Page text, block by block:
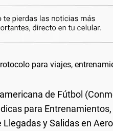
de Fútbol
para
Llegadas y Salidas en